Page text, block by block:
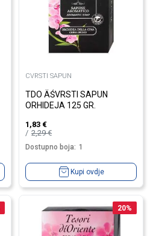
CVRSTI SAPUN
TDO ÄŚVRSTI SAPUN
ORHIDEJA 125 GR.
1,83 €
2,29€
Dostupno boja: 1
Kupi ovdje
20%